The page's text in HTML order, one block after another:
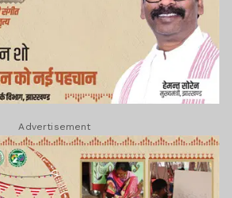
Advertisement